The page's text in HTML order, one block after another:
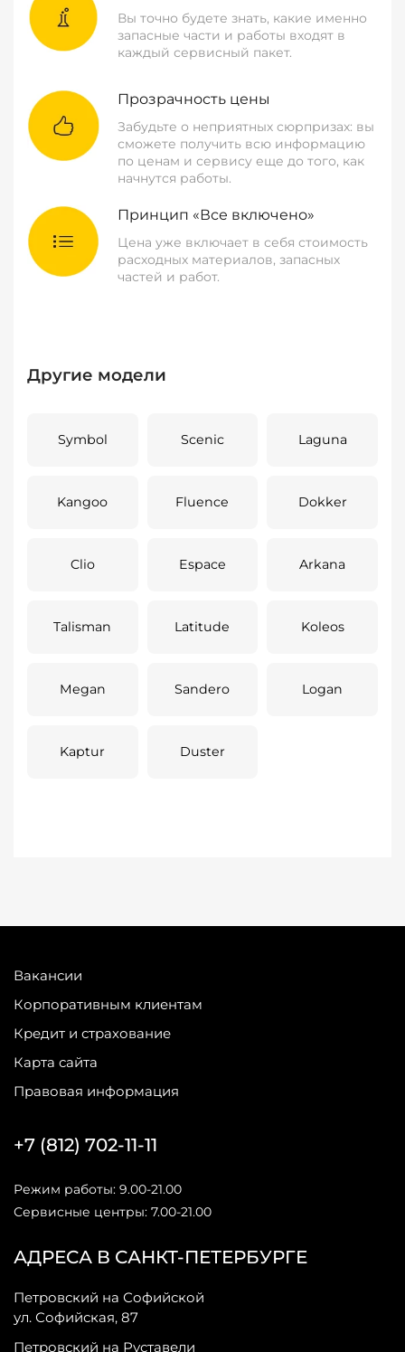
Вы точно будете знать, какие именно
запасные части и работы входят в
каждый сервисный пакет.
Прозрачность цены
Забудьте о неприятных сюрпризах: вы
сможете получить всю информацию
по ценам и сервису еще до того, как
начнутся работы.
Принцип «Все включено»
Цена уже включает в себя стоимость
расходных материалов, запасных
частей и работ.
Другие модели
Symbol Scenic Laguna
Kangoo Fluence Dokker
Clio Espace Arkana
Talisman Latitude Koleos
Megan Sandero Logan
Kaptur Duster
Вакансии
Корпоративным клиентам
Кредит и страхование
Карта сайта
Правовая информация
АДРЕСА В САНКТ-ПЕТЕРБУРГЕ
Петровский на Софийской
ул. Софийская, 87
Петровский на Руставели
+7 (812) 702-11-11
Режим работы: 9.00-21.00
Сервисные центры: 7.00-21.00